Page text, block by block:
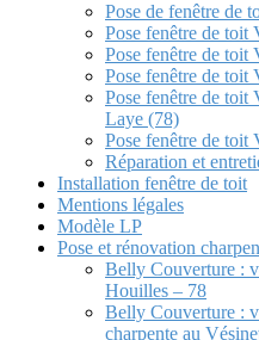
Pose de fenêtre
Pose fenêtre de
Pose fenêtre de
Pose fenêtre de
Pose fenêtre de
Laye (78)
Pose fenêtre de
Réparation et
Installation fenêtre de toit
Mentions légales
Modèle LP
Pose et rénovation
Belly Couverture :
Houilles – 78
Belly Couverture :
charpente au